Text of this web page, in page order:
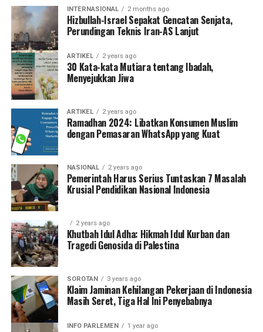
INTERNASIONAL 2 months ago
Hizbullah-Israel Sepakat Gencatan Senjata,
Perundingan Teknis Iran-AS Lanjut
ARTIKEL 2 years ago
30 Kata-kata Mutiara tentang Ibadah,
Menyejukkan Jiwa
ARTIKEL 2 years ago
Ramadhan 2024: Libatkan Konsumen Muslim
dengan Pemasaran WhatsApp yang Kuat
NASIONAL 2 years ago
Pemerintah Harus Serius Tuntaskan 7 Masalah
Krusial Pendidikan Nasional Indonesia
2 years ago
Khutbah Idul Adha: Hikmah Idul Kurban dan
Tragedi Genosida di Palestina
SOROTAN 3 years ago
Klaim Jaminan Kehilangan Pekerjaan di Indonesia
Masih Seret, Tiga Hal Ini Penyebabnya
INFO PARLEMEN 1 year ago